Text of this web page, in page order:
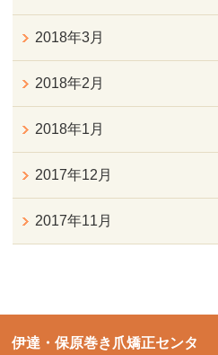
2018年3月
2018年2月
2018年1月
2017年12月
2017年11月
伊達・保原巻き爪矯正センタ